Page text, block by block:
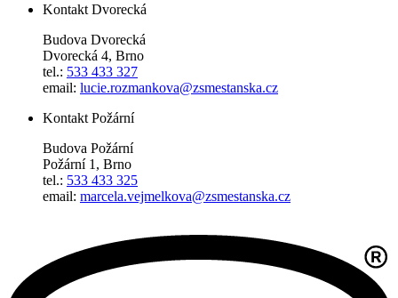
Kontakt Dvorecká
Budova Dvorecká
Dvorecká 4, Brno
tel.: 533 433 327
email: lucie.rozmankova@zsmestanska.cz
Kontakt Požární
Budova Požární
Požární 1, Brno
tel.: 533 433 325
email: marcela.vejmelkova@zsmestanska.cz